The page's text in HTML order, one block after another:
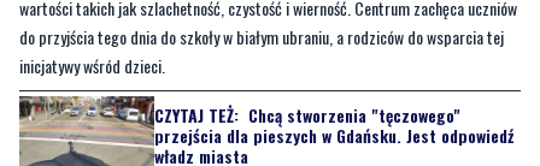
CZYTAJ TEŻ: Chcą stworzenia "tęczowego"
przejścia dla pieszych w Gdańsku. Jest odpowiedź
władz miasta
Byliście świadkami zdarzenia w naszym regionie? Chcecie aby
nasza redakcja zajęła się jakimś tematem? Czekamy na Wasze